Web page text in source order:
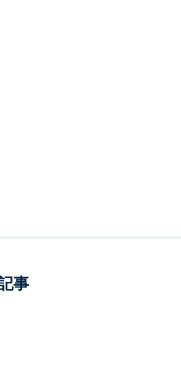
番目の恋』（フジテレビ
した。今シーズンの月9
事